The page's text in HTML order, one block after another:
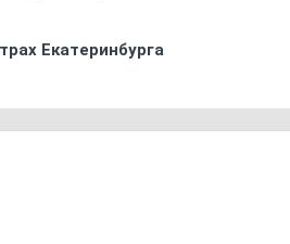
Екатеринбурга